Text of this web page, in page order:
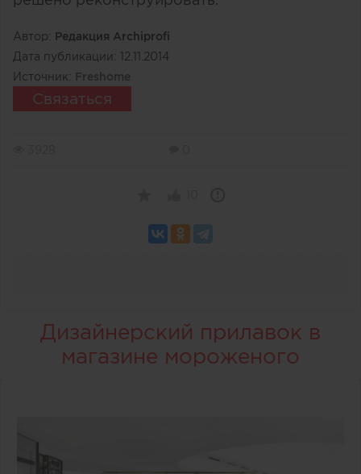
Автор: Редакция Archiprofi
Дата публикации: 12.11.2014
Источник: Freshome
Связаться
Дизайнерский прилавок в
магазине мороженого